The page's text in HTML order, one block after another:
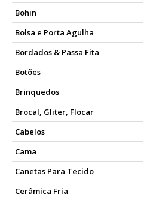
Bohin
Bolsa e Porta Agulha
Bordados & Passa Fita
Botões
Brinquedos
Brocal, Gliter, Flocar
Cabelos
Cama
Canetas Para Tecido
Cerâmica Fria